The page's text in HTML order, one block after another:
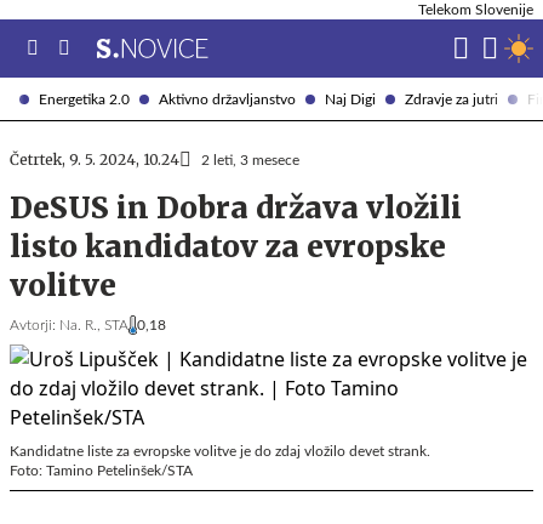
Energetika 2.0 Aktivno državljanstvo Naj Digi Zdravje za jutri
Telekom Slovenije
Četrtek, 9. 5. 2024, 10.24 2 leti, 3 mesece
DeSUS in Dobra država vložili
listo kandidatov za evropske
volitve
Avtorji: Na. R., STA 0,18
Kandidatne liste za evropske volitve je do zdaj vložilo devet strank.
Foto: Tamino Petelinšek/STA